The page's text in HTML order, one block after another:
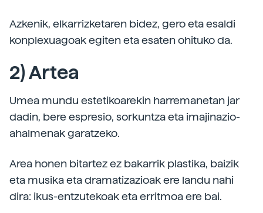
Azkenik, elkarrizketaren bidez, gero eta esaldi
konplexuagoak egiten eta esaten ohituko da.
2) Artea
Umea mundu estetikoarekin harremanetan jar
dadin, bere espresio, sorkuntza eta imajinazio-
ahalmenak garatzeko.
Area honen bitartez ez bakarrik plastika, baizik
eta musika eta dramatizazioak ere landu nahi
dira: ikus-entzutekoak eta erritmoa ere bai.